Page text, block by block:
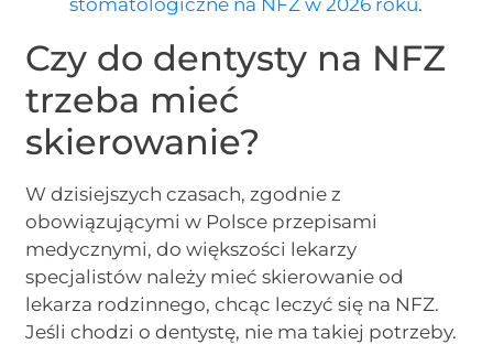
Czy do dentysty na NFZ
trzeba mieć
skierowanie?
W dzisiejszych czasach, zgodnie z
obowiązującymi w Polsce przepisami
medycznymi, do większości lekarzy
specjalistów należy mieć skierowanie od
lekarza rodzinnego, chcąc leczyć się na NFZ.
Jeśli chodzi o dentystę, nie ma takiej potrzeby.